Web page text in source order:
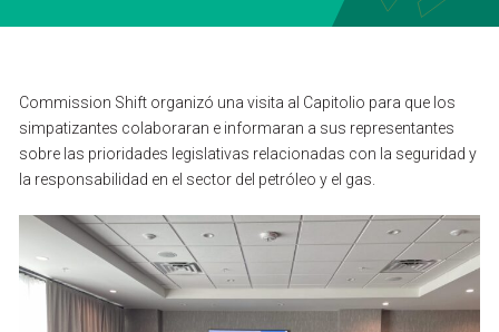
ENGLISH
Commission Shift organizó una visita al Capitolio para que los
simpatizantes colaboraran e informaran a sus representantes
sobre las prioridades legislativas relacionadas con la seguridad y
la responsabilidad en el sector del petróleo y el gas.